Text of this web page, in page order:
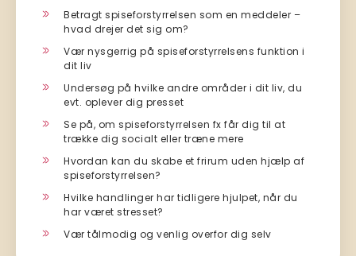
Betragt spiseforstyrrelsen som en meddeler –
hvad drejer det sig om?
Vær nysgerrig på spiseforstyrrelsens funktion i
dit liv
Undersøg på hvilke andre områder i dit liv, du
evt. oplever dig presset
Se på, om spiseforstyrrelsen fx får dig til at
trække dig socialt eller træne mere
Hvordan kan du skabe et frirum uden hjælp af
spiseforstyrrelsen?
Hvilke handlinger har tidligere hjulpet, når du
har været stresset?
Vær tålmodig og venlig overfor dig selv